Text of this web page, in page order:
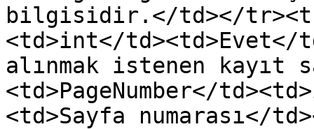
bilgisidir.</td></
<td>int</td><td>Evet</
alınmak istenen kayıt
<td>PageNumber</
<td>Sayfa numarası</